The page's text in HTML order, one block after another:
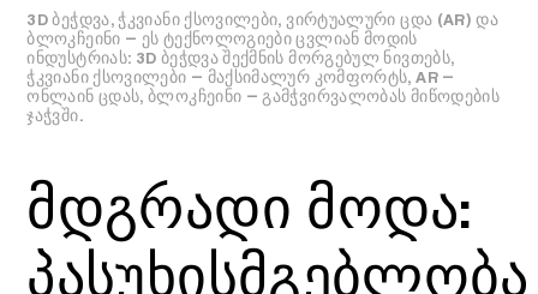
3D ბეჭდვა, ჭკვიანი ქსოვილები, ვირტუალური ცდა (AR) და
ბლოკჩეინი — ეს ტექნოლოგიები ცვლიან მოდის
ინდუსტრიას: 3D ბეჭდვა შექმნის მორგებულ ნივთებს,
ჭკვიანი ქსოვილები — მაქსიმალურ კომფორტს, AR —
ონლაინ ცდას, ბლოკჩეინი — გამჭვირვალობას მიწოდების
ჯაჭვში.
მდგრადი მოდა:
პასუხისმგებლობა